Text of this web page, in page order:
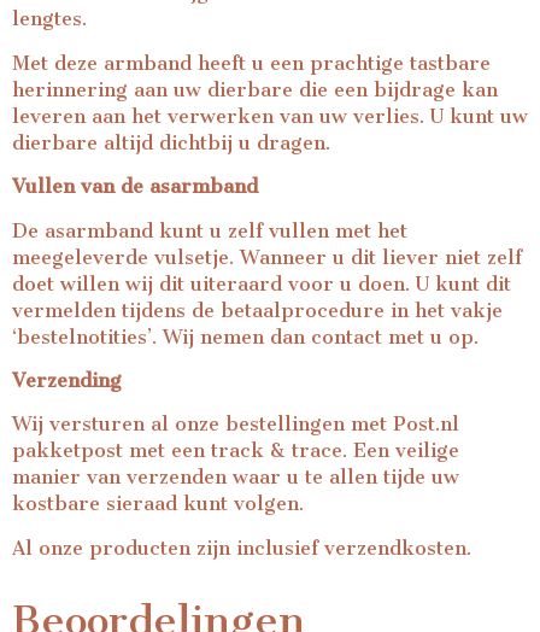
lengtes.
Met deze armband heeft u een prachtige tastbare
herinnering aan uw dierbare die een bijdrage kan
leveren aan het verwerken van uw verlies. U kunt uw
dierbare altijd dichtbij u dragen.
Vullen van de asarmband
De asarmband kunt u zelf vullen met het
meegeleverde vulsetje. Wanneer u dit liever niet zelf
doet willen wij dit uiteraard voor u doen. U kunt dit
vermelden tijdens de betaalprocedure in het vakje
‘bestelnotities’. Wij nemen dan contact met u op.
Verzending
Wij versturen al onze bestellingen met Post.nl
pakketpost met een track & trace. Een veilige
manier van verzenden waar u te allen tijde uw
kostbare sieraad kunt volgen.
Al onze producten zijn inclusief verzendkosten.
Beoordelingen